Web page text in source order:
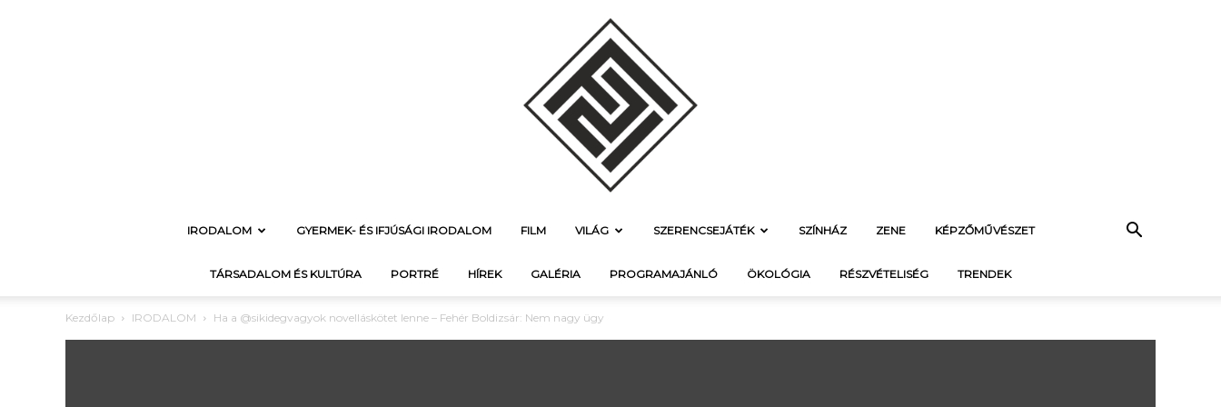
f21.hu
IRODALOM GYERMEK- ÉS IFJÚSÁGI IRODALOM FILM VILÁG SZERENCSEJÁTÉK SZÍNHÁZ ZENE KÉPZŐMŰVÉSZET
TÁRSADALOM ÉS KULTÚRA PORTRÉ HÍREK GALÉRIA PROGRAMAJÁNLÓ ÖKOLÓGIA RÉSZVÉTELISÉG TRENDEK
Kezdőlap IRODALOM Ha a @sikidegvagyok novelláskötet lenne – Fehér Boldizsár: Nem nagy ügy